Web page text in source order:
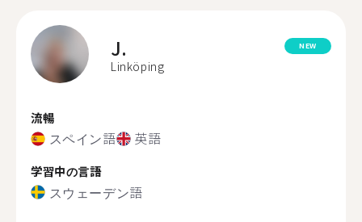
J.
Linköping
NEW
流暢
スペイン語 英語
学習中の言語
スウェーデン語